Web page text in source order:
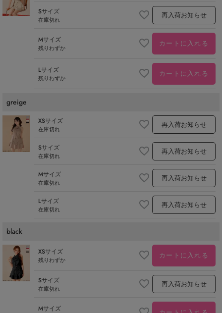
Sサイズ
在庫切れ 再入荷お知らせ
Mサイズ
残りわずか カートに入れる
Lサイズ
残りわずか カートに入れる
greige
XSサイズ
在庫切れ 再入荷お知らせ
Sサイズ
在庫切れ 再入荷お知らせ
Mサイズ
在庫切れ 再入荷お知らせ
Lサイズ
在庫切れ 再入荷お知らせ
black
XSサイズ
残りわずか カートに入れる
Sサイズ
在庫切れ 再入荷お知らせ
Mサイズ